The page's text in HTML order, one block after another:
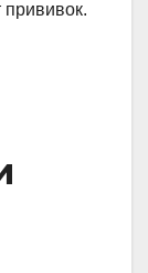
прививок.